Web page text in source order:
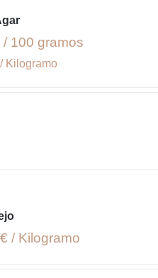
/ 100 gramos
Kilogramo
/ Kilogramo